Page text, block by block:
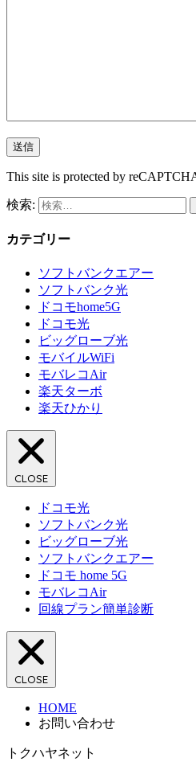
This site is protected by
検索:
カテゴリー
ソフトバンクエアー
ソフトバンク光
ドコモhome5G
ドコモ光
ビッグローブ光
モバイルWiFi
モバレコAir
楽天ターボ
楽天ひかり
CLOSE
ドコモ光
ソフトバンク光
ビッグローブ光
ソフトバンクエアー
ドコモ home 5G
モバレコAir
回線プラン簡単診断
CLOSE
HOME
お問い合わせ
トクハヤネット